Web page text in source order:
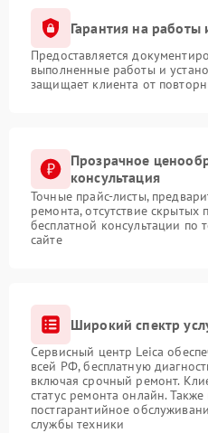
Гарантия на работы
Предоставляется
выполненные работы и
защищает клиента от
Прозрачное
консультация
Точные прайс-листы,
ремонта, отсутствие скрытых
бесплатной консультации по
сайте
Широкий спектр
Сервисный центр Leica
всей РФ, бесплатную
включая срочный ремонт.
статус ремонта онлайн. Также
постгарантийное
службы техники